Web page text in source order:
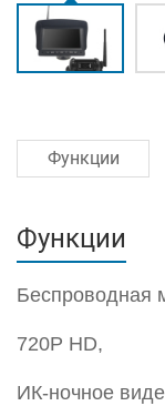
Функции
Функции
Беспроводная
720P HD,
ИК-ночное